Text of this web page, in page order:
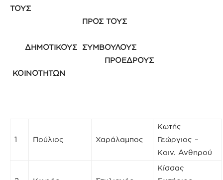
ΤΟΥΣ
ΠΡΟΣ ΤΟΥΣ
ΔΗΜΟΤΙΚΟΥΣ ΣΥΜΒΟΥΛΟΥΣ
ΠΡΟΕΔΡΟΥΣ
ΚΟΙΝΟΤΗΤΩΝ
1 Πούλιος Χαράλαμπος
Κωτής
Γεώργιος –
Κοιν. Ανθηρού
Κίσσας